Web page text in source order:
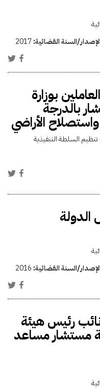
السنة القضائية:2017
بوزارة
بالدرجة
واستصلاح الأراضي
تنظيم السلطة التنفيذية
السنة القضائية: 2016
رئيس هيئة
مستشار مساعد